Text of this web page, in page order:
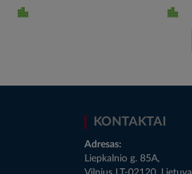
KONTAKTAI
Adresas:
Liepkalnio g. 85A,